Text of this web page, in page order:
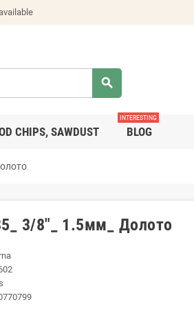
search
CHIPS, SAWDUST BLOG
INTERESTING
3/8"_ 1.5мм_ Долото